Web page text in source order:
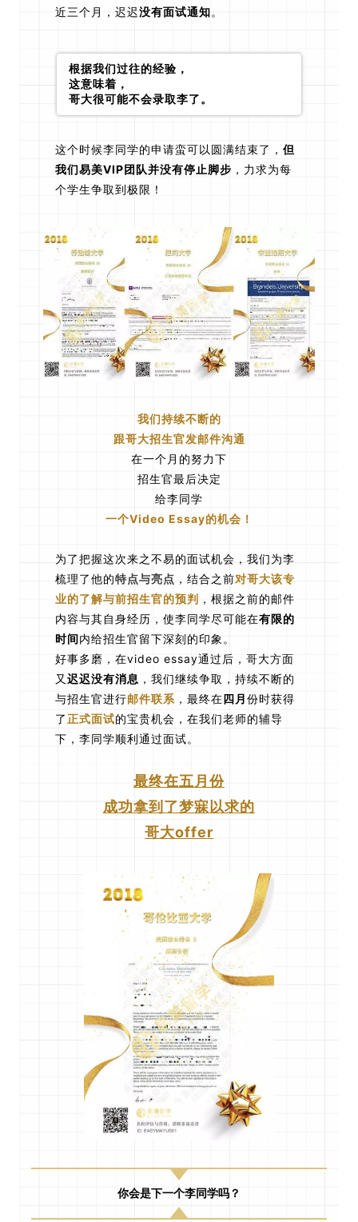
近三个月，迟迟没有面试通知。
根据我们过往的经验，
这意味着，
哥大很可能不会录取李了。
这个时候李同学的申请蛮可以圆满结束了， 但
我们易美VIP团队并没有停止脚步 ，力求为每
个学生争取到极限！
我们持续不断的
跟哥大招生官发邮件沟通
在一个月的努力下
招生官最后决定
给李同学
一个Video Essay的机会！
为了把握这次来之不易的面试机会，我们为李
梳理了他的特点与亮点 ，结合之前对哥大该专
业的了解与前招生官的预判 ，根据之前的邮件
内容与其自身经历，使李同学尽可能在有限的
时间内给招生官留下深刻的印象。
好事多磨，在video essay通过后，哥大方面
又 迟迟没有消息 ，我们继续争取，持续不断的
与招生官进行邮件联系 ，最终在四月份时获得
了正式面试的宝贵机会，在我们老师的辅导
下，李同学顺利通过面试。
最终在五月份
成功拿到了梦寐以求的
哥大offer
你会是下一个李同学吗？